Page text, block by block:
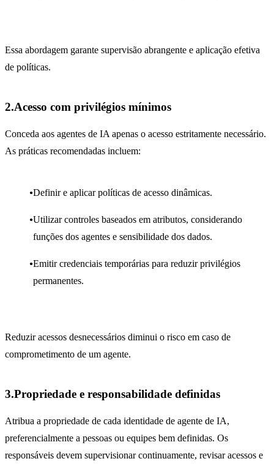
Essa abordagem garante supervisão abrangente e aplicação efetiva
de políticas.
2.Acesso com privilégios mínimos
Conceda aos agentes de IA apenas o acesso estritamente necessário.
As práticas recomendadas incluem:
Definir e aplicar políticas de acesso dinâmicas.
Utilizar controles baseados em atributos, considerando
funções dos agentes e sensibilidade dos dados.
Emitir credenciais temporárias para reduzir privilégios
permanentes.
Reduzir acessos desnecessários diminui o risco em caso de
comprometimento de um agente.
3.Propriedade e responsabilidade definidas
Atribua a propriedade de cada identidade de agente de IA,
preferencialmente a pessoas ou equipes bem definidas. Os
responsáveis devem supervisionar continuamente, revisar acessos e